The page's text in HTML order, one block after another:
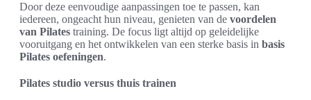
Door deze eenvoudige aanpassingen toe te passen, kan
iedereen, ongeacht hun niveau, genieten van de voordelen
van Pilates training. De focus ligt altijd op geleidelijke
vooruitgang en het ontwikkelen van een sterke basis in basis
Pilates oefeningen.
Pilates studio versus thuis trainen